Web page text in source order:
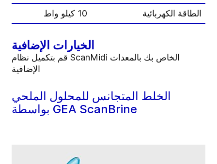
الطاقة الكهربائية
10 كيلو واط
الخيارات الإضافية
قم بتكميل نظام ScanMidi الخاص بك بالمعدات
الإضافية
الخلط المتجانس للمحلول الملحي
بواسطة GEA ScanBrine